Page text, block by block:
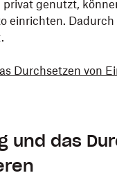
genutzt,
einrichten.
Durchsetzen von
und das